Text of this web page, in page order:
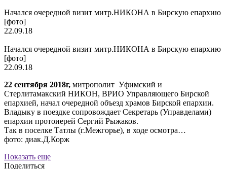
Начался очередной визит митр.НИКОНА в Бирскую епархию
[фото]
22.09.18
Начался очередной визит митр.НИКОНА в Бирскую епархию
[фото]
22.09.18
22 сентября 2018г, митрополит Уфимский и
Стерлитамакский НИКОН, ВРИО Управляющего Бирской
епархией, начал очередной объезд храмов Бирской епархии.
Владыку в поездке сопровождает Секретарь (Управделами)
епархии протоиерей Сергий Рыжаков.
Так в поселке Татлы (г.Межгорье), в ходе осмотра…
фото: диак.Д.Корж
Показать еще
Поделиться